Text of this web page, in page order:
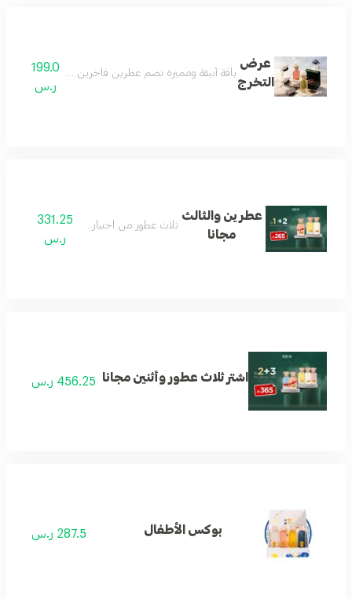
عرض
التخرج
باقة أنيقة ومميزة تضم عطرين فاخرين مع عود مختار
199.0
ر.س
عطرين والثالث
مجانا
ثلاث عطور من اختيار العميل331.25
ر.س
اشتر ثلاث عطور وأثنين مجانا 456.25 ر.س
بوكس الأطفال 287.5 ر.س